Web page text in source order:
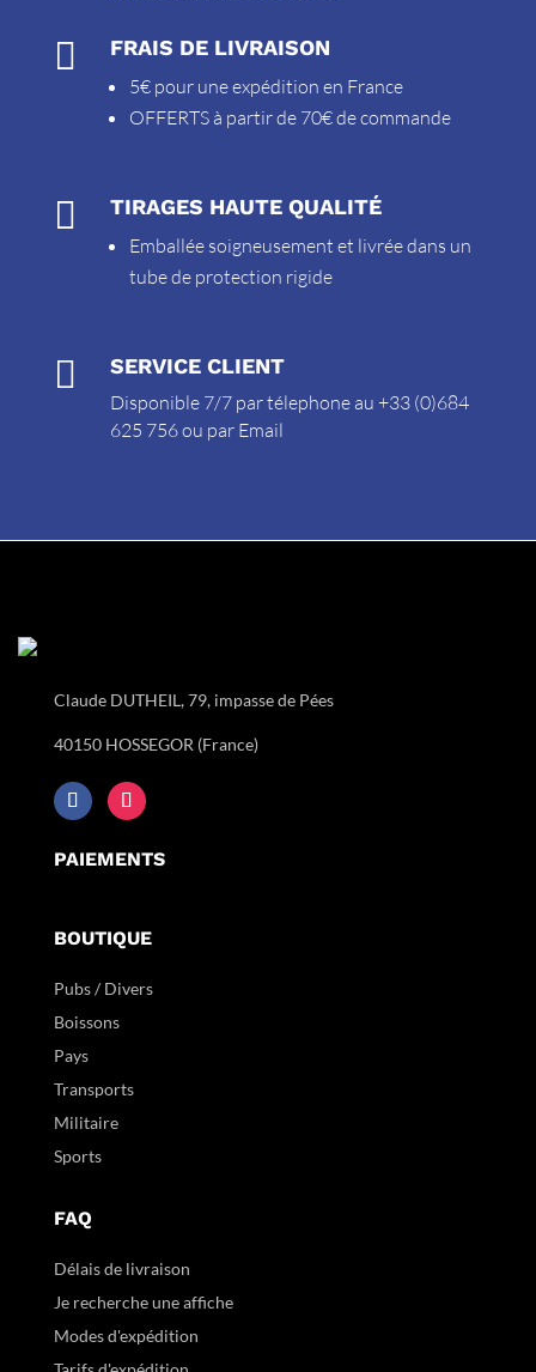
 FRAIS DE LIVRAISON
5€ pour une expédition en France
OFFERTS à partir de 70€ de commande
 TIRAGES HAUTE QUALITÉ
Emballée soigneusement et livrée dans un
tube de protection rigide
 SERVICE CLIENT
Disponible 7/7 par télephone au +33 (0)684
625 756 ou par Email
Claude DUTHEIL, 79, impasse de Pées
40150 HOSSEGOR (France)
PAIEMENTS
BOUTIQUE
Pubs / Divers
Boissons
Pays
Transports
Militaire
Sports
FAQ
Délais de livraison
Je recherche une affiche
Modes d'expédition